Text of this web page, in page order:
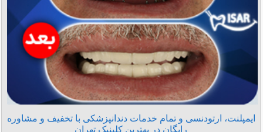
ایمپلنت، ارتودنسی و تمام خدمات دندانپزشکی با تخفیف و مشاوره
رایگان در بهترین کلینیک تهران